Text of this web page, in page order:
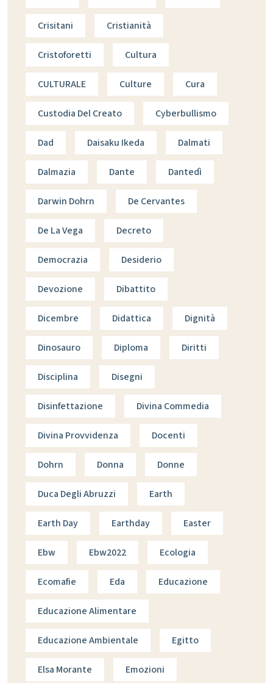
Crisitani Cristianità
Cristoforetti Cultura
CULTURALE Culture Cura
Custodia Del Creato Cyberbullismo
Dad Daisaku Ikeda Dalmati
Dalmazia Dante Dantedì
Darwin Dohrn De Cervantes
De La Vega Decreto
Democrazia Desiderio
Devozione Dibattito
Dicembre Didattica Dignità
Dinosauro Diploma Diritti
Disciplina Disegni
Disinfettazione Divina Commedia
Divina Provvidenza Docenti
Dohrn Donna Donne
Duca Degli Abruzzi Earth
Earth Day Earthday Easter
Ebw Ebw2022 Ecologia
Ecomafie Eda Educazione
Educazione Alimentare
Educazione Ambientale Egitto
Elsa Morante Emozioni